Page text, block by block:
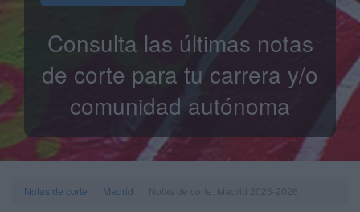
Consulta las últimas notas
de corte para tu carrera y/o
comunidad autónoma
Notas de corte Madrid